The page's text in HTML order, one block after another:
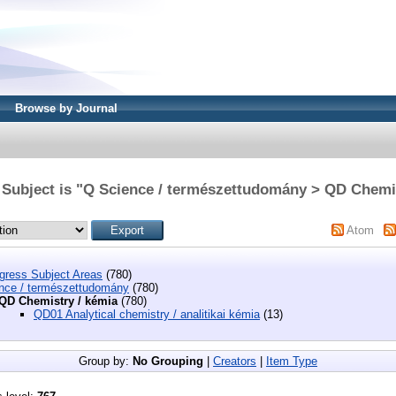
Browse by Journal
is "Q Science / természettudomány > QD
Atom
Subject Areas (780)
/ természettudomány (780)
Chemistry / kémia (780)
QD01 Analytical chemistry / analitikai kémia (13)
Group by: No Grouping Creators Item Type